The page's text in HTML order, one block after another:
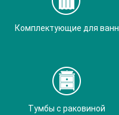
Комплектующие для ванн
Тумбы с раковиной